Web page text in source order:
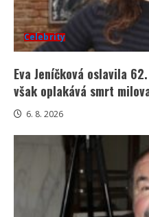
Celebrity
Eva Jeníčková oslavila
však oplakává smrt
6. 8. 2026